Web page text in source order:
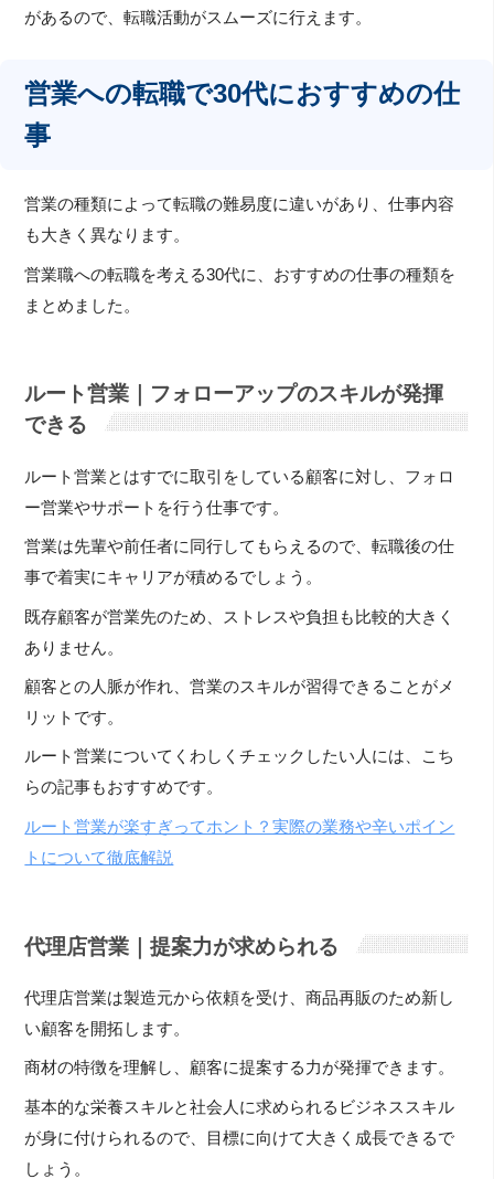
があるので、転職活動がスムーズに行えます。
営業への転職で30代におすすめの仕
事
営業の種類によって転職の難易度に違いがあり、仕事内容
も大きく異なります。
営業職への転職を考える30代に、おすすめの仕事の種類を
まとめました。
ルート営業｜フォローアップのスキルが発揮
できる
ルート営業とはすでに取引をしている顧客に対し、フォロ
ー営業やサポートを行う仕事です。
営業は先輩や前任者に同行してもらえるので、転職後の仕
事で着実にキャリアが積めるでしょう。
既存顧客が営業先のため、ストレスや負担も比較的大きく
ありません。
顧客との人脈が作れ、営業のスキルが習得できることがメ
リットです。
ルート営業についてくわしくチェックしたい人には、こち
らの記事もおすすめです。
ルート営業が楽すぎってホント？実際の業務や辛いポイン
トについて徹底解説
代理店営業｜提案力が求められる
代理店営業は製造元から依頼を受け、商品再販のため新し
い顧客を開拓します。
商材の特徴を理解し、顧客に提案する力が発揮できます。
基本的な栄養スキルと社会人に求められるビジネススキル
が身に付けられるので、目標に向けて大きく成長できるで
しょう。